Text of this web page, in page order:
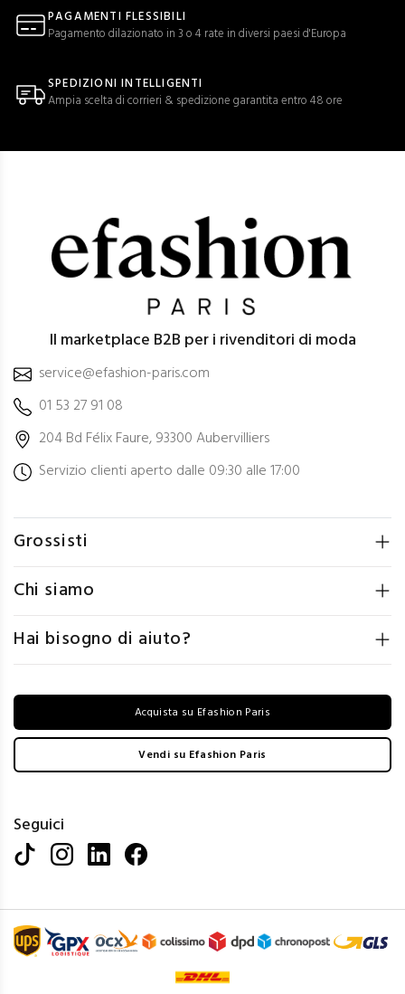
PAGAMENTI FLESSIBILI
Pagamento dilazionato in 3 o 4 rate in diversi paesi d'Europa
SPEDIZIONI INTELLIGENTI
Ampia scelta di corrieri & spedizione garantita entro 48 ore
Il marketplace B2B per i rivenditori di moda
service@efashion-paris.com
01 53 27 91 08
204 Bd Félix Faure, 93300 Aubervilliers
Servizio clienti aperto dalle 09:30 alle 17:00
Grossisti
Chi siamo
Hai bisogno di aiuto?
Acquista su Efashion Paris
Vendi su Efashion Paris
Seguici